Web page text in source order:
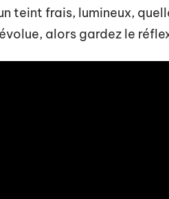
teint frais, lumineux,
alors gardez le